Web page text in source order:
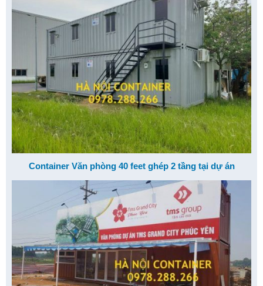
Container Văn phòng 40 feet ghép 2 tầng tại dự án